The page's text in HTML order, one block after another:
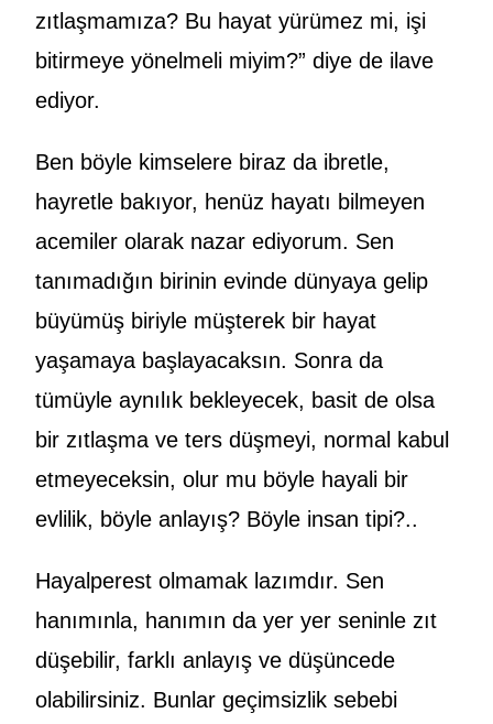
zıtlaşmamıza? Bu hayat yürümez mi, işi
bitirmeye yönelmeli miyim?” diye de ilave
ediyor.
Ben böyle kimselere biraz da ibretle,
hayretle bakıyor, henüz hayatı bilmeyen
acemiler olarak nazar ediyorum. Sen
tanımadığın birinin evinde dünyaya gelip
büyümüş biriyle müşterek bir hayat
yaşamaya başlayacaksın. Sonra da
tümüyle aynılık bekleyecek, basit de olsa
bir zıtlaşma ve ters düşmeyi, normal kabul
etmeyeceksin, olur mu böyle hayali bir
evlilik, böyle anlayış? Böyle insan tipi?..
Hayalperest olmamak lazımdır. Sen
hanımınla, hanımın da yer yer seninle zıt
düşebilir, farklı anlayış ve düşüncede
olabilirsiniz. Bunlar geçimsizlik sebebi